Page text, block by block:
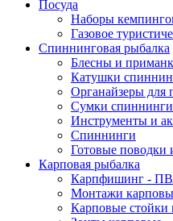
Посуда
Наборы
Газовое
Спиннинговая рыбалка
Блесны и
Катушки
Органайзеры для
Сумки
Инструменты и
Спиннинги
Готовые поводки
Карповая рыбалка
Карпфишинг -
Монтажи
Карповые стойки